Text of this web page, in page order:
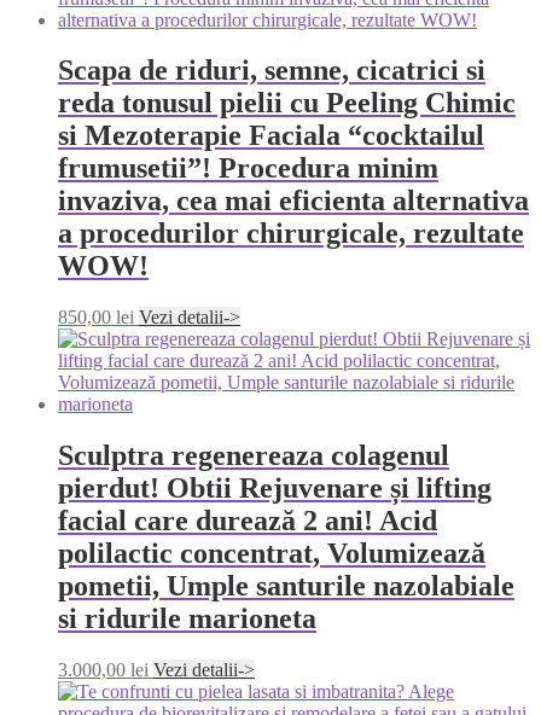
Scapa de riduri, semne, cicatrici si
reda tonusul pielii cu Peeling Chimic
si Mezoterapie Faciala “cocktailul
frumusetii”! Procedura minim
invaziva, cea mai eficienta alternativa
a procedurilor chirurgicale, rezultate
WOW!
850,00 lei Vezi detalii->
Sculptra regenereaza colagenul
pierdut! Obtii Rejuvenare și lifting
facial care durează 2 ani! Acid
polilactic concentrat, Volumizează
pometii, Umple santurile nazolabiale
si ridurile marioneta
3.000,00 lei Vezi detalii->